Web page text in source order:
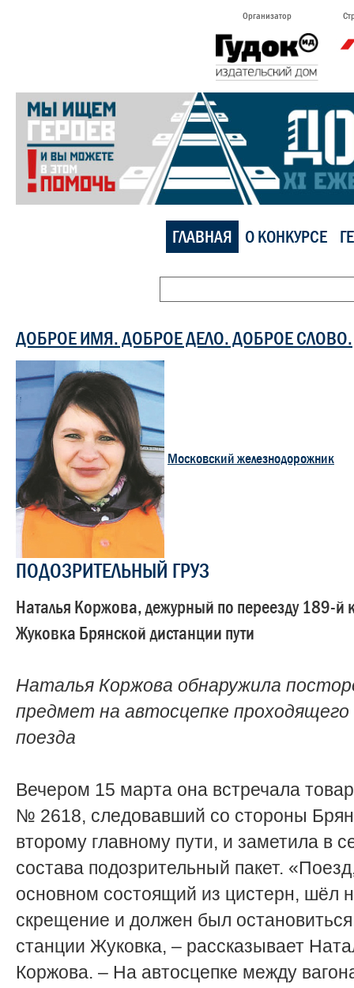
Организатор
ГЛАВНАЯ О КОНКУРСЕ
ДОБРОЕ ИМЯ. ДОБРОЕ ДЕЛО. ДОБРОЕ СЛОВО.
Московский железнодорожник
ПОДОЗРИТЕЛЬНЫЙ ГРУЗ
Наталья Коржова, дежурный по переезду 189-й
Жуковка Брянской дистанции пути
Наталья Коржова обнаружила
предмет на авто­сцепке проходящего
поезда
Вечером 15 марта она встречала
№ 2618, следовавший со стороны
второму главному пути, и заметила в
состава подозрительный пакет.
основном состоящий из цистерн, шёл
скрещение и должен был
станции Жуковка, – рассказывает
Коржова. – На автосцепке между